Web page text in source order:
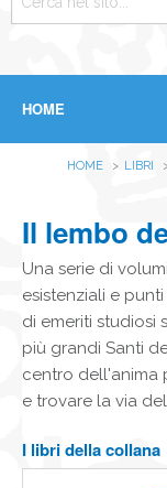
HOME
ICONE
IMMAGINI
OGGETTISTICA
NEWS
HOME LIBRI
Il lembo
Una serie di
esistenziali e
di emeriti studiosi
più grandi Santi
centro dell'anima
e trovare la via
I libri della collana